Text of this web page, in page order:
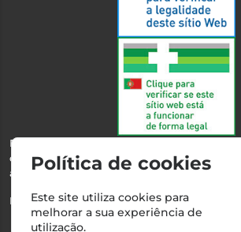
Esta farmácia encontra-se autorizada pelo
dispensa de medicamentos e produtos de
através da internet.
Nº Infarmed: 21 798 7100 (chamada para
Direção Técnica:Maria Teresa
Política de cookies
Este site utiliza cookies para
melhorar a sua experiência de
utilização.